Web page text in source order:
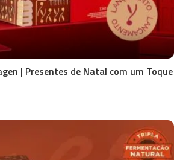
| Presentes de Natal com um Toque